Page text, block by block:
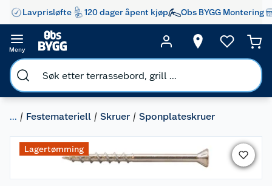
Lavprisløfte 120 dager åpent kjøp Obs BYGG Montering
Meny
... Festemateriell Skruer Sponplateskruer
Lagertømming